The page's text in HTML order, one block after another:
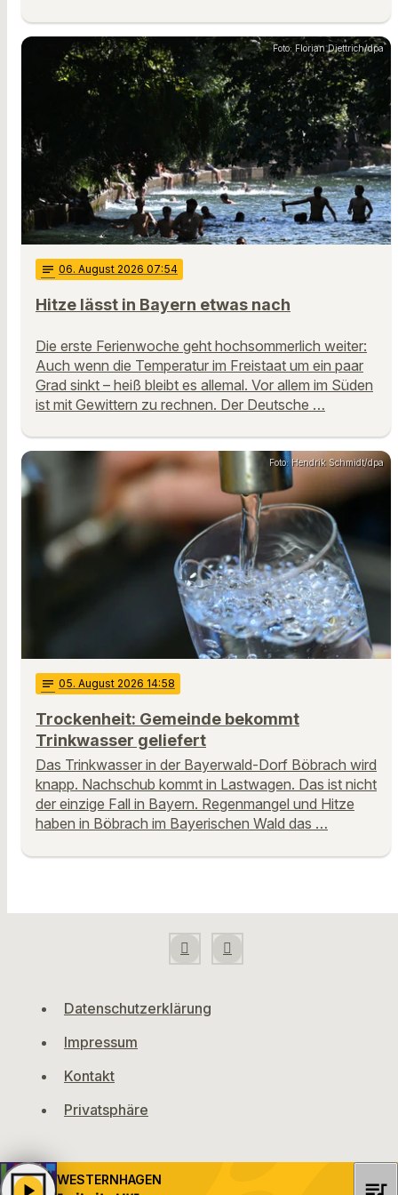
Foto: Florian Diettrich/dpa
notes 06. August 2026 07:54
Hitze lässt in Bayern etwas nach
Die erste Ferienwoche geht hochsommerlich weiter:
Auch wenn die Temperatur im Freistaat um ein paar
Grad sinkt – heiß bleibt es allemal. Vor allem im Süden
ist mit Gewittern zu rechnen. Der Deutsche …
Foto: Hendrik Schmidt/dpa
notes 05. August 2026 14:58
Trockenheit: Gemeinde bekommt
Trinkwasser geliefert
Das Trinkwasser in der Bayerwald-Dorf Böbrach wird
knapp. Nachschub kommt in Lastwagen. Das ist nicht
der einzige Fall in Bayern. Regenmangel und Hitze
haben in Böbrach im Bayerischen Wald das …
Datenschutzerklärung
Impressum
Kontakt
Privatsphäre
WESTERNHAGEN
play_arrow